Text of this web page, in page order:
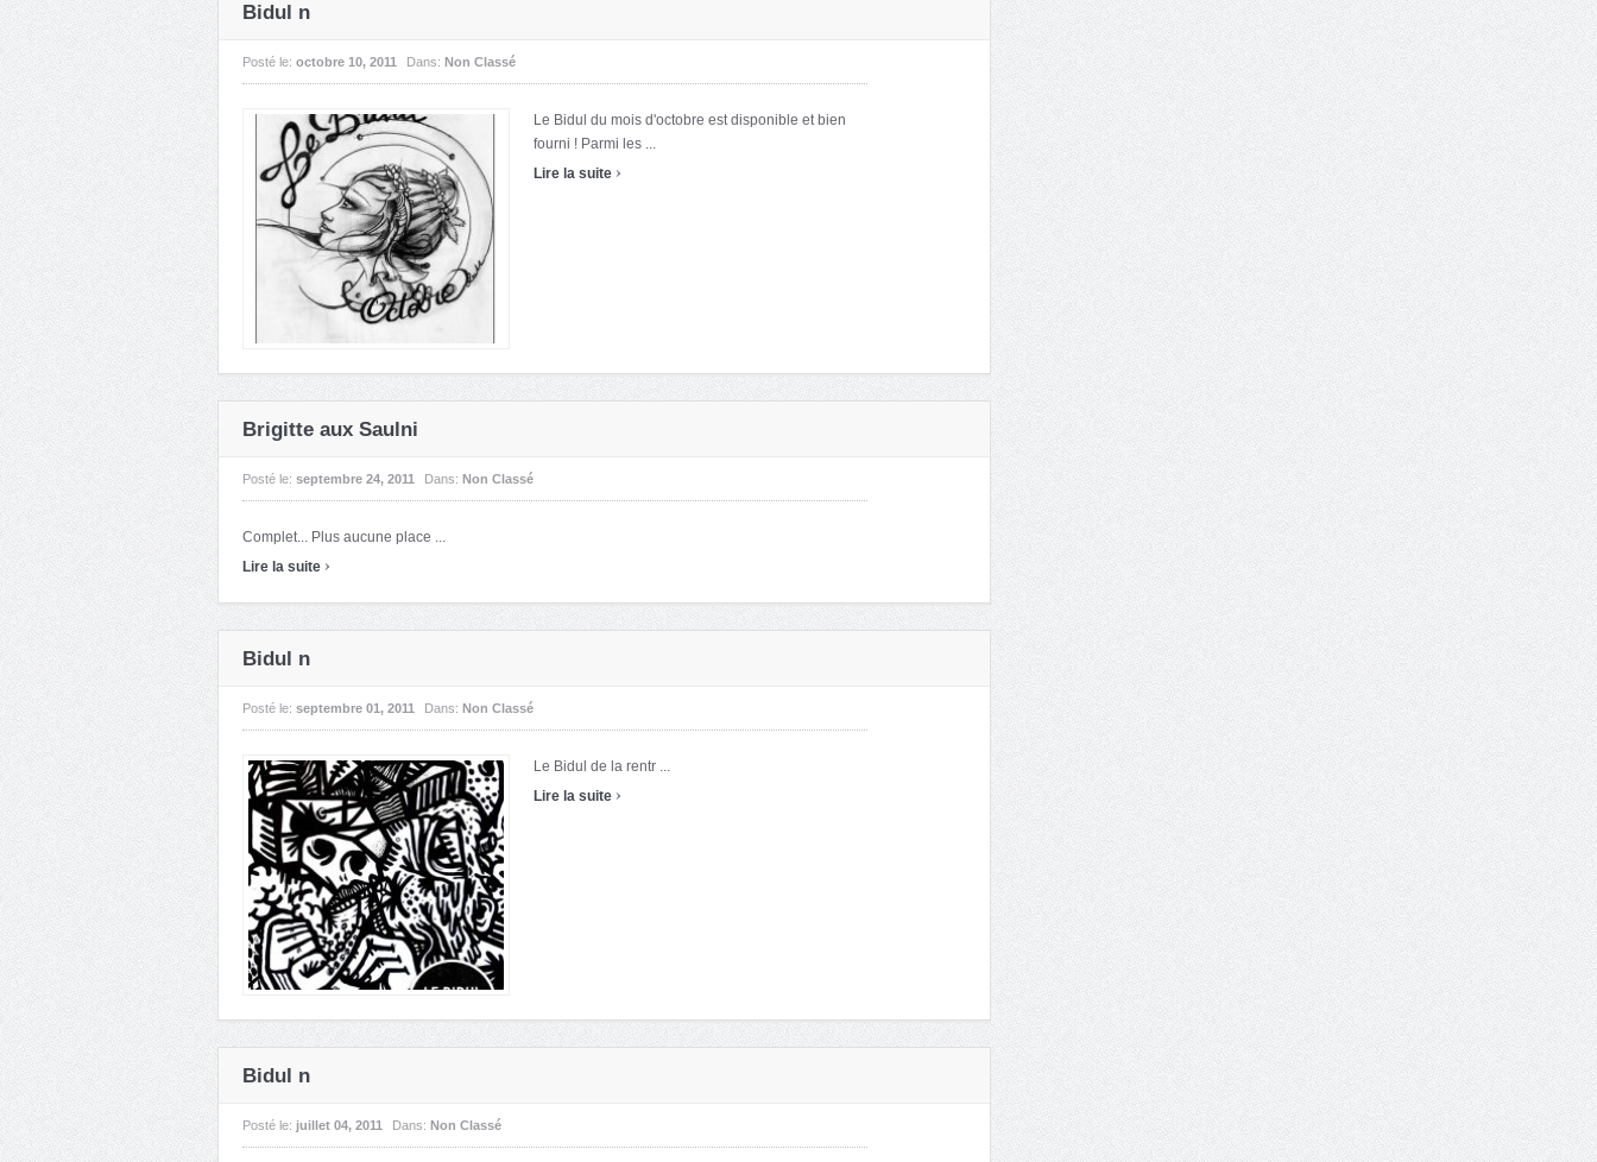
Bidul n
Posté le: octobre 10, 2011 Dans: Non Classé
Le Bidul du mois d'octobre est disponible et bien
fourni ! Parmi les ...
Lire la suite ›
Brigitte aux Saulni
Posté le: septembre 24, 2011 Dans: Non Classé
Complet... Plus aucune place ...
Lire la suite ›
Bidul n
Posté le: septembre 01, 2011 Dans: Non Classé
Le Bidul de la rentr ...
Lire la suite ›
Bidul n
Posté le: juillet 04, 2011 Dans: Non Classé